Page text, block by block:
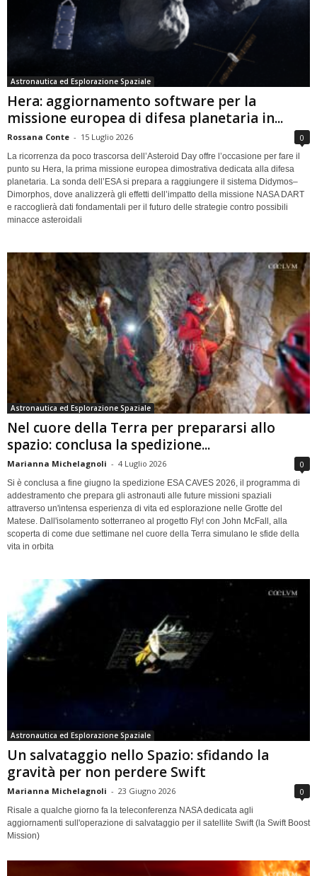
Astronautica ed Esplorazione Spaziale
Hera: aggiornamento software per la
missione europea di difesa planetaria in...
Rossana Conte - 15 Luglio 2026 0
La ricorrenza da poco trascorsa dell’Asteroid Day offre l’occasione per fare il
punto su Hera, la prima missione europea dimostrativa dedicata alla difesa
planetaria. La sonda dell’ESA si prepara a raggiungere il sistema Didymos–
Dimorphos, dove analizzerà gli effetti dell’impatto della missione NASA DART
e raccoglierà dati fondamentali per il futuro delle strategie contro possibili
minacce asteroidali
Astronautica ed Esplorazione Spaziale
Nel cuore della Terra per prepararsi allo
spazio: conclusa la spedizione...
Marianna Michelagnoli - 4 Luglio 2026 0
Si è conclusa a fine giugno la spedizione ESA CAVES 2026, il programma di
addestramento che prepara gli astronauti alle future missioni spaziali
attraverso un'intensa esperienza di vita ed esplorazione nelle Grotte del
Matese. Dall'isolamento sotterraneo al progetto Fly! con John McFall, alla
scoperta di come due settimane nel cuore della Terra simulano le sfide della
vita in orbita
Astronautica ed Esplorazione Spaziale
Un salvataggio nello Spazio: sfidando la
gravità per non perdere Swift
Marianna Michelagnoli - 23 Giugno 2026 0
Risale a qualche giorno fa la teleconferenza NASA dedicata agli
aggiornamenti sull'operazione di salvataggio per il satellite Swift (la Swift Boost
Mission)